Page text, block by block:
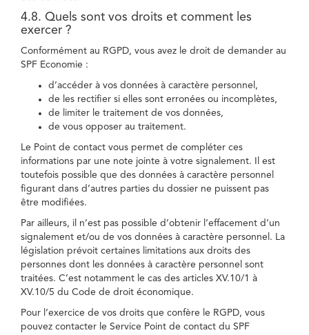
4.8. Quels sont vos droits et comment les
exercer ?
Conformément au RGPD, vous avez le droit de demander au
SPF Economie :
d’accéder à vos données à caractère personnel,
de les rectifier si elles sont erronées ou incomplètes,
de limiter le traitement de vos données,
de vous opposer au traitement.
Le Point de contact vous permet de compléter ces
informations par une note jointe à votre signalement. Il est
toutefois possible que des données à caractère personnel
figurant dans d’autres parties du dossier ne puissent pas
être modifiées.
Par ailleurs, il n’est pas possible d’obtenir l’effacement d’un
signalement et/ou de vos données à caractère personnel. La
législation prévoit certaines limitations aux droits des
personnes dont les données à caractère personnel sont
traitées. C’est notamment le cas des articles XV.10/1 à
XV.10/5 du Code de droit économique.
Pour l’exercice de vos droits que confère le RGPD, vous
pouvez contacter le Service Point de contact du SPF